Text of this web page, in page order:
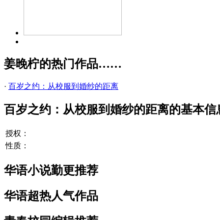
姜晚柠的热门作品……
· 百岁之约：从校服到婚纱的距离
百岁之约：从校服到婚纱的距离的基本
授权：
性质：
华语小说勤更推荐
华语超热人气作品